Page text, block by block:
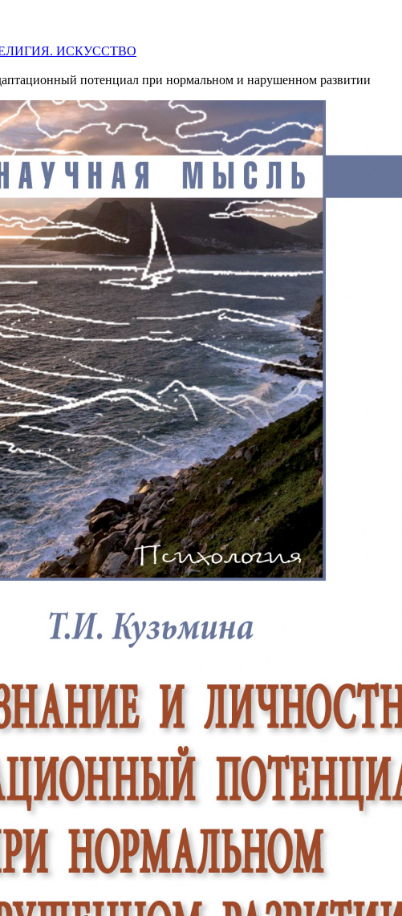
ИСКУССТВО
потенциал при нормальном и нарушенном развитии